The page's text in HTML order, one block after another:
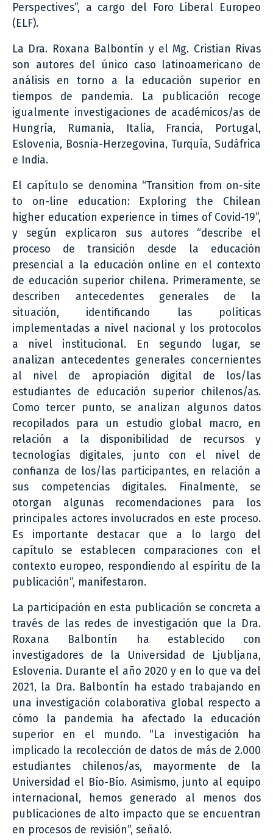
Perspectives”, a cargo del Foro Liberal Europeo
(ELF).
La Dra. Roxana Balbontín y el Mg. Cristian Rivas
son autores del único caso latinoamericano de
análisis en torno a la educación superior en
tiempos de pandemia. La publicación recoge
igualmente investigaciones de académicos/as de
Hungría, Rumania, Italia, Francia, Portugal,
Eslovenia, Bosnia-Herzegovina, Turquía, Sudáfrica
e India.
El capítulo se denomina “Transition from on-site
to on-line education: Exploring the Chilean
higher education experience in times of Covid-19”,
y según explicaron sus autores “describe el
proceso de transición desde la educación
presencial a la educación online en el contexto
de educación superior chilena. Primeramente, se
describen antecedentes generales de la
situación, identificando las políticas
implementadas a nivel nacional y los protocolos
a nivel institucional. En segundo lugar, se
analizan antecedentes generales concernientes
al nivel de apropiación digital de los/las
estudiantes de educación superior chilenos/as.
Como tercer punto, se analizan algunos datos
recopilados para un estudio global macro, en
relación a la disponibilidad de recursos y
tecnologías digitales, junto con el nivel de
confianza de los/las participantes, en relación a
sus competencias digitales. Finalmente, se
otorgan algunas recomendaciones para los
principales actores involucrados en este proceso.
Es importante destacar que a lo largo del
capítulo se establecen comparaciones con el
contexto europeo, respondiendo al espíritu de la
publicación”, manifestaron.
La participación en esta publicación se concreta a
través de las redes de investigación que la Dra.
Roxana Balbontín ha establecido con
investigadores de la Universidad de Ljubljana,
Eslovenia. Durante el año 2020 y en lo que va del
2021, la Dra. Balbontín ha estado trabajando en
una investigación colaborativa global respecto a
cómo la pandemia ha afectado la educación
superior en el mundo. “La investigación ha
implicado la recolección de datos de más de 2.000
estudiantes chilenos/as, mayormente de la
Universidad el Bío-Bío. Asimismo, junto al equipo
internacional, hemos generado al menos dos
publicaciones de alto impacto que se encuentran
en procesos de revisión”, señaló.